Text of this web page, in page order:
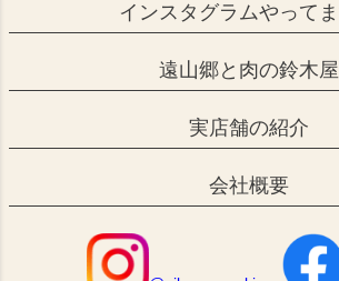
インスタグラムやってま
遠山郷と肉の鈴木屋
実店舗の紹介
会社概要